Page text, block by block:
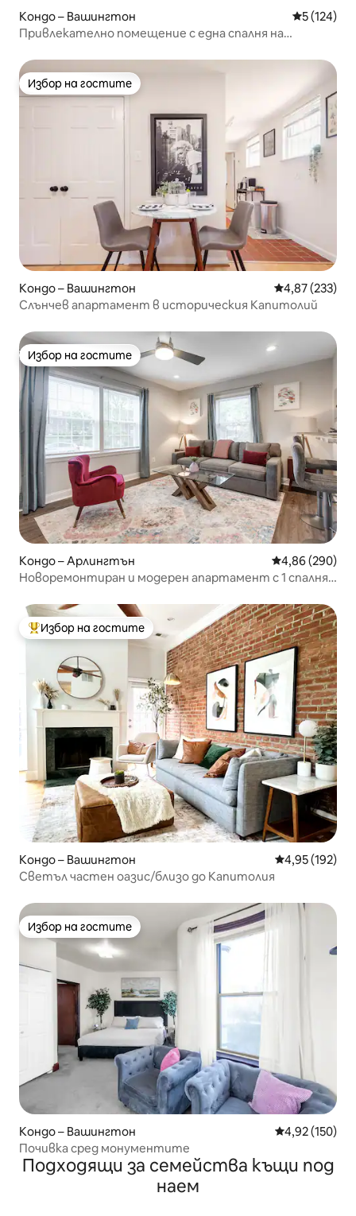
Кондо – Вашингтон Средна
5 (124)
Привлекателно помещение с една спалня на
Избор на гостите
Избор на гостите
Кондо – Вашингтон Средна
4,87 (233)
Слънчев апартамент в историческия Капитолий
Избор на гостите
Избор на гостите
Кондо – Арлингтън Средна
4,86 (290)
Новоремонтиран и модерен апартамент с 1 спалня –
Най-популярен избор на гостите
Избор на гостите
Кондо – Вашингтон Средна
4,95 (192)
Светъл частен оазис/близо до Капитолия
Избор на гостите
Избор на гостите
Кондо – Вашингтон Средна
4,92 (150)
Почивка сред монументите
Подходящи за семейства къщи под
наем